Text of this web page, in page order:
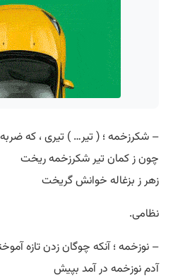
– شکرزخمه ؛ ( تیر… ) تیری ، که
چون ز کمان تیر شکرزخمه ریخت
زهر ز بزغاله خوانش گریخت
نظامی.
– نوزخمه ؛ آنکه چوگان زدن تازه
آدم نوزخمه در آمد بپیش